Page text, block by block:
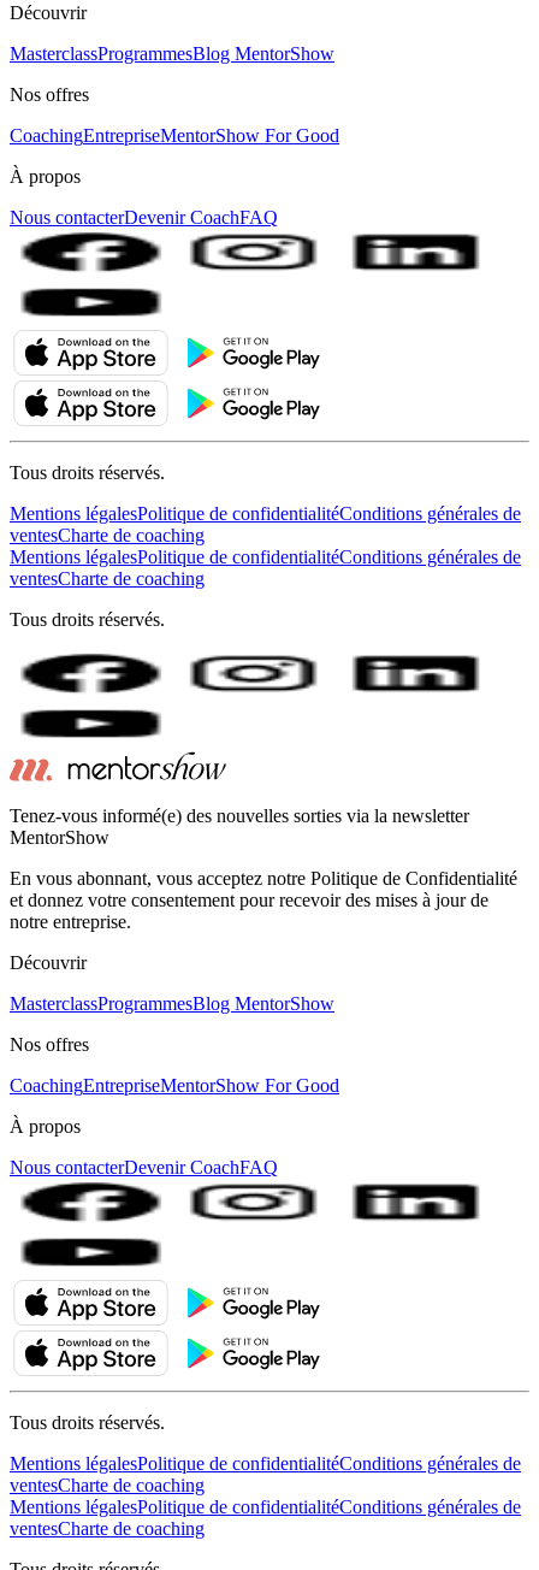
Découvrir
MasterclassProgrammesBlog MentorShow
Nos offres
CoachingEntrepriseMentorShow For Good
À propos
Nous contacterDevenir CoachFAQ
Tous droits réservés.
Mentions légalesPolitique de confidentialitéConditions générales de
ventesCharte de coaching
Mentions légalesPolitique de confidentialitéConditions générales de
ventesCharte de coaching
Tous droits réservés.
Tenez-vous informé(e) des nouvelles sorties via la newsletter
MentorShow
En vous abonnant, vous acceptez notre Politique de Confidentialité
et donnez votre consentement pour recevoir des mises à jour de
notre entreprise.
Découvrir
MasterclassProgrammesBlog MentorShow
Nos offres
CoachingEntrepriseMentorShow For Good
À propos
Nous contacterDevenir CoachFAQ
Tous droits réservés.
Mentions légalesPolitique de confidentialitéConditions générales de
ventesCharte de coaching
Mentions légalesPolitique de confidentialitéConditions générales de
ventesCharte de coaching